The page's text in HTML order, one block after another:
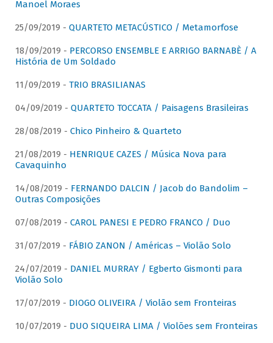
Manoel Moraes
25/09/2019 - QUARTETO METACÚSTICO / Metamorfose
18/09/2019 - PERCORSO ENSEMBLE E ARRIGO BARNABÈ / A
História de Um Soldado
11/09/2019 - TRIO BRASILIANAS
04/09/2019 - QUARTETO TOCCATA / Paisagens Brasileiras
28/08/2019 - Chico Pinheiro & Quarteto
21/08/2019 - HENRIQUE CAZES / Música Nova para
Cavaquinho
14/08/2019 - FERNANDO DALCIN / Jacob do Bandolim –
Outras Composições
07/08/2019 - CAROL PANESI E PEDRO FRANCO / Duo
31/07/2019 - FÁBIO ZANON / Américas – Violão Solo
24/07/2019 - DANIEL MURRAY / Egberto Gismonti para
Violão Solo
17/07/2019 - DIOGO OLIVEIRA / Violão sem Fronteiras
10/07/2019 - DUO SIQUEIRA LIMA / Violões sem Fronteiras